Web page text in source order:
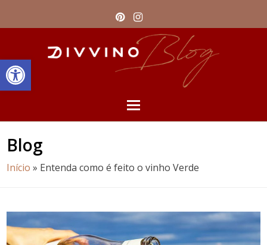
Barra de Ferramentas Aberta
Pinterest
Instagram
Mobile
Blog
Início » Entenda como é feito o vinho Verde